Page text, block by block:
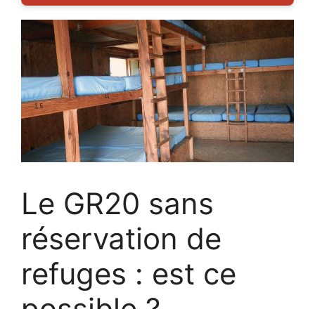
Le GR20 sans
réservation de
refuges : est ce